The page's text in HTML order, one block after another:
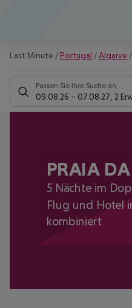
Last Minute / Portugal /Algarve /
Passen Sie Ihre Suche an
09.08.26 – 07.08.27 2
PRAIA
5 Nächte im
Flug und Hotel
kombiniert